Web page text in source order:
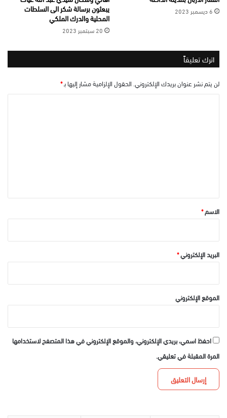
6 ديسمبر 2023 يبعثون برسالة شكر الى السلطات
المحلية والدرك الملكي
20 سبتمبر 2023
اترك تعليقاً
لن يتم نشر عنوان بريدك الإلكتروني. الحقول الإلزامية مشار إليها بـ*
*الاسم*
البريد الإلكتروني*
الموقع الإلكتروني
احفظ اسمي، بريدي الإلكتروني، والموقع الإلكتروني في هذا المتصفح لاستخدامها
المرة المقبلة في تعليقي.